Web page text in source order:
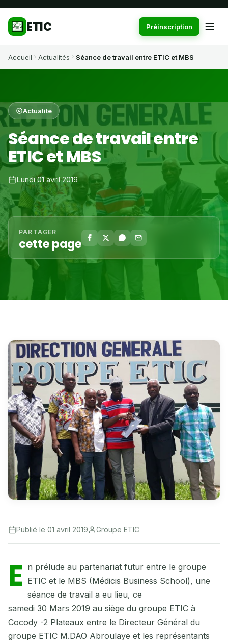
ETIC Préinscription
Accueil Actualités Séance de travail entre ETIC et MBS
Actualité
Séance de travail entre
ETIC et MBS
Lundi 01 avril 2019
PARTAGER
cette page
Publié le 01 avril 2019 Groupe ETIC
E n prélude au partenariat futur entre le groupe
ETIC et le MBS (Médicis Business School), une
séance de travail a eu lieu, ce
samedi 30 Mars 2019 au siège du groupe ETIC à
Cocody -2 Plateaux entre le Directeur Général du
groupe ETIC M.DAO Abroulaye et les représentants